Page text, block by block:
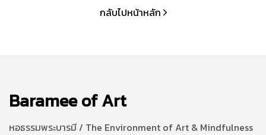
กลับไปหน้าหลัก
Baramee of Art
หอธรรมพระบารมี / The Environment of Art & Mindfulness